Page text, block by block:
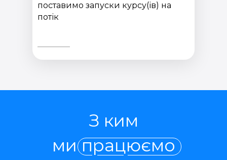
поставимо запуски курсу(ів) на
потік
З ким
ми працюємо